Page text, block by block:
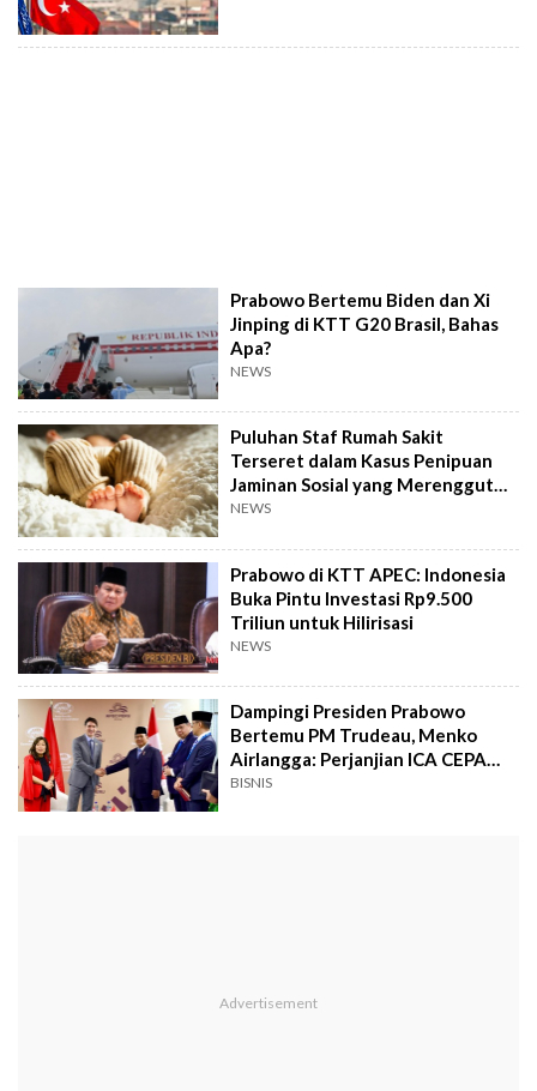
Prabowo Bertemu Biden dan Xi
Jinping di KTT G20 Brasil, Bahas
Apa?
NEWS
Puluhan Staf Rumah Sakit
Terseret dalam Kasus Penipuan
Jaminan Sosial yang Merenggut
Nyawa Bayi di Turki
NEWS
Prabowo di KTT APEC: Indonesia
Buka Pintu Investasi Rp9.500
Triliun untuk Hilirisasi
NEWS
Dampingi Presiden Prabowo
Bertemu PM Trudeau, Menko
Airlangga: Perjanjian ICA CEPA
Telah Selesai Secara Substansi
BISNIS